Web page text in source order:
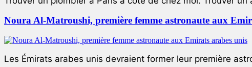
Noura Al-Matroushi, première femme astronaute aux
Les Émirats arabes unis devraient former leur première